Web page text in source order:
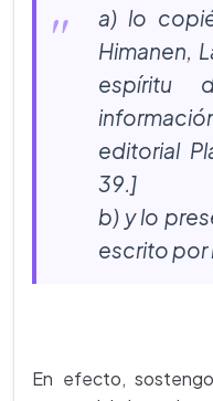
a) lo
Himanen,
editorial
39.]
b) y lo
escrito por
En efecto,